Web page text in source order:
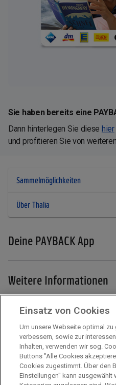
Sie haben bereits eine
Dann hinterlegen Sie diese hier
und profitieren Sie von
Sammelmöglichkeiten
Über Thalia
Deine PAYBACK App
Weitere Informationen
Mehr zu PAYBACK
Einsatz von Cookies
Um unsere Webseite optimal
verbessern, sowie zur
Inhalten, verwenden wir sog.
Buttons "Alle Cookies
Cookies zugestimmt. Über den
Einstellungen" kann ausgewählt